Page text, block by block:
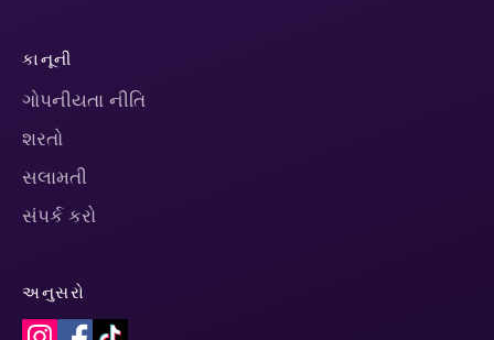
કાનૂની
ગોપનીયતા નીતિ
શરતો
સલામતી
સંપર્ક કરો
અનુસરો